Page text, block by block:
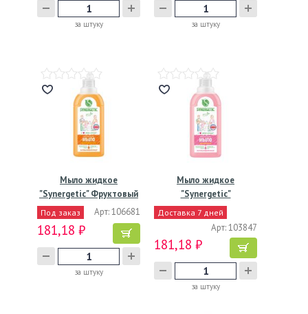
за штуку за штуку
Мыло жидкое
"Synergetic" Фруктовый
микс,…
Под заказ Арт: 106681
181,18 ₽
за штуку
Мыло жидкое
"Synergetic"
Аромамагия,…
Доставка 7 дней
Арт: 103847
181,18 ₽
за штуку